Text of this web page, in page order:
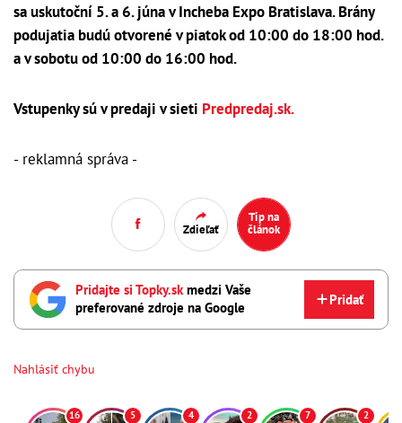
sa uskutoční 5. a 6. júna v Incheba Expo Bratislava. Brány
podujatia budú otvorené v piatok od 10:00 do 18:00 hod.
a v sobotu od 10:00 do 16:00 hod.
Vstupenky sú v predaji v sieti Predpredaj.sk.
- reklamná správa -
Zdieľať
Tip na
článok
Pridajte si Topky.skmedzi Vaše
preferované zdroje na Google
Pridať
Nahlásiť chybu
16 5 4 2 7 2